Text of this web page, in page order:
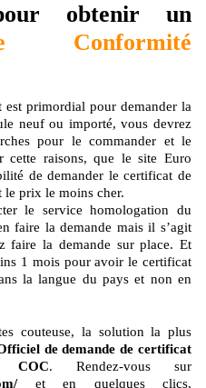
obtenir un
Conformité
primordial pour demander la
neuf ou importé, vous devrez
pour le commander et le
cette raisons, que le site Euro
de demander le certificat de
prix le moins cher.
le service homologation du
faire la demande mais il s’agit
faire la demande sur place. Et
1 mois pour avoir le certificat
la langue du pays et non en
couteuse, la solution la plus
de demande de certificat
COC. Rendez-vous sur
et en quelques clics,